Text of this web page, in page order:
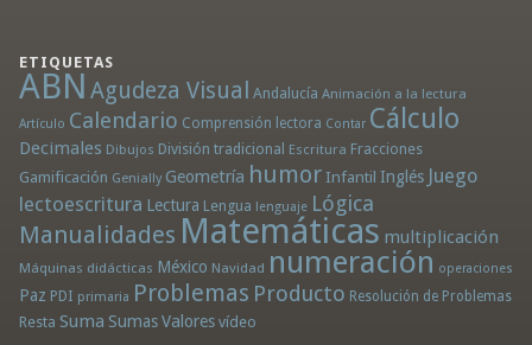
ETIQUETAS
ABN Agudeza Visual Andalucía Animación a la lectura
Artículo Calendario Comprensión lectora Contar Cálculo
Decimales Dibujos División tradicional Escritura Fracciones
Gamificación Genially Geometría humor Infantil Inglés Juego
lectoescritura Lectura Lengua lenguaje Lógica
Manualidades Matemáticas multiplicación
Máquinas didácticas México Navidad numeración operaciones
Paz PDI primaria Problemas Producto Resolución de Problemas
Resta Suma Sumas Valores vídeo